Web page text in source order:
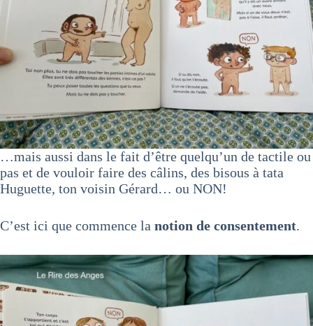
…mais aussi dans le fait d’être quelqu’un de tactile ou
pas et de vouloir faire des câlins, des bisous à tata
Huguette, ton voisin Gérard… ou NON!
C’est ici que commence la notion de consentement.